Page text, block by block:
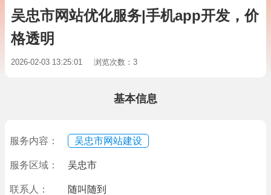
吴忠市网站优化服务|手机app开发，价
格透明
2026-02-03 13:25:01 浏览次数：3
基本信息
服务内容： 吴忠市网站建设
服务区域： 吴忠市
联系人： 随叫随到